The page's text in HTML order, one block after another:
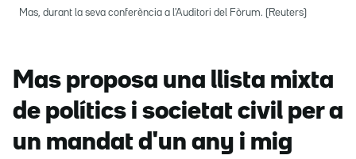
Mas, durant la seva conferència a l'Auditori del Fòrum. (Reuters)
Mas proposa una llista mixta
de polítics i societat civil per a
un mandat d'un any i mig